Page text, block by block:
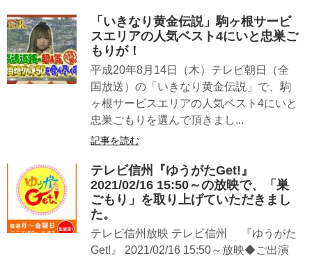
「いきなり黄金伝説」駒ヶ根サービ
スエリアの人気ベスト4にいと忠巣ご
もりが！
平成20年8月14日（木）テレビ朝日（全
国放送）の「いきなり黄金伝説」で、駒
ヶ根サービスエリアの人気ベスト4にいと
忠巣ごもりを選んで頂きまし...
記事を読む
テレビ信州『ゆうがたGet!』
2021/02/16 15:50～の放映で、「巣
ごもり」を取り上げていただきまし
た。
テレビ信州放映 テレビ信州 『ゆうがた
Get!』 2021/02/16 15:50～放映◆ご出演